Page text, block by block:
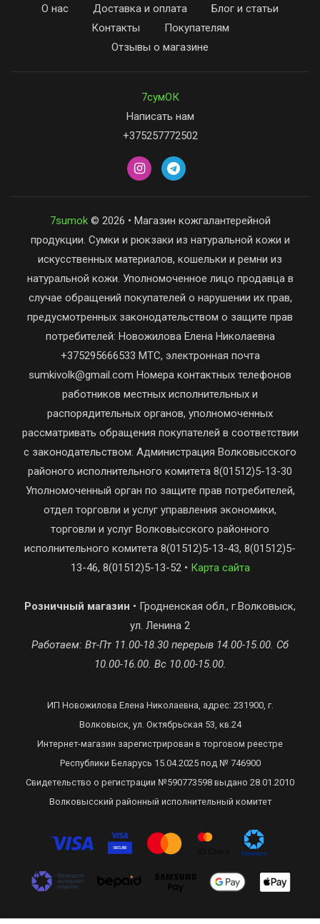
О нас Доставка и оплата
Блог и статьи
Контакты
Покупателям
Отзывы о магазине
7сумОК
Написать нам
+375257772502
7sumok© 2026 • Магазин кожгалантерейной
продукции. Сумки и рюкзаки из натуральной кожи и
искусственных материалов, кошельки и ремни из
натуральной кожи. Уполномоченное лицо продавца в
случае обращений покупателей о нарушении их прав,
предусмотренных законодательством о защите прав
потребителей: Новожилова Елена Николаевна
+375295666533 МТС, электронная почта
sumkivolk@gmail.com Номера контактных телефонов
работников местных исполнительных и
распорядительных органов, уполномоченных
рассматривать обращения покупателей в соответствии
с законодательством: Администрация Волковысского
районого исполнительного комитета 8(01512)5-13-30
Уполномоченный орган по защите прав потребителей,
отдел торговли и услуг управления экономики,
торговли и услуг Волковысского районного
исполнительного комитета 8(01512)5-13-43, 8(01512)5-
13-46, 8(01512)5-13-52 • Карта сайта
Розничный магазин • Гродненская обл., г.Волковыск,
ул. Ленина 2
Работаем: Вт-Пт 11.00-18.30 перерыв 14.00-15.00. Сб
10.00-16.00. Вс 10.00-15.00.
ИП Новожилова Елена Николаевна, адрес: 231900, г.
Волковыск, ул. Октябрьская 53, кв.24
Интернет-магазин зарегистрирован в торговом реестре
Республики Беларусь 15.04.2025 под № 746900
Свидетельство о регистрации №590773598 выдано 28.01.2010
Волковысский районный исполнительный комитет